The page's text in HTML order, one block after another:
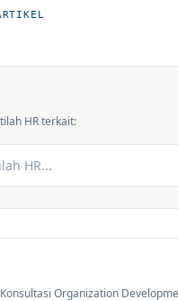
HR terkait:
Organization